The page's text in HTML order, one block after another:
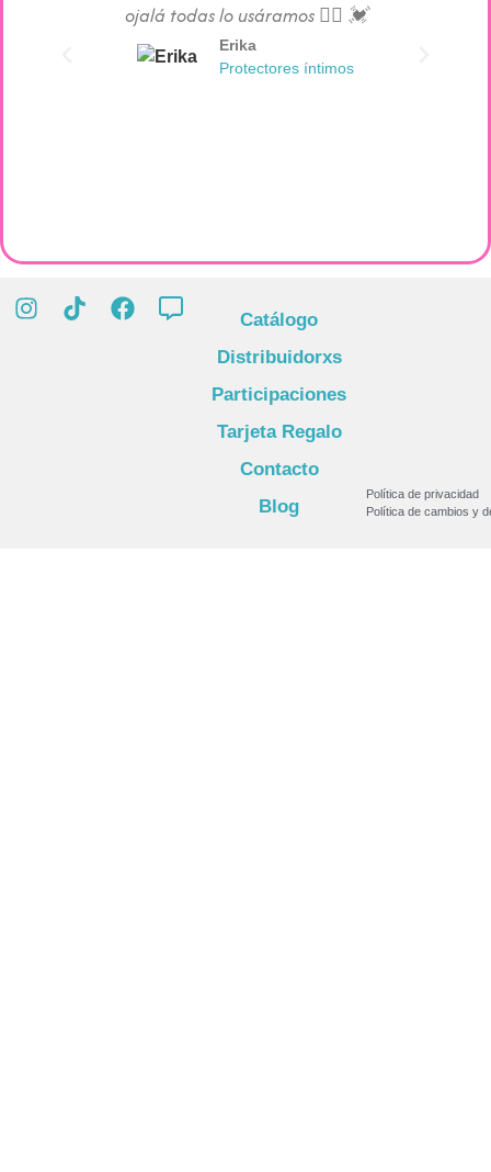
ojalá todas lo usáramos 👯‍♀️ 💓
Erika
Protectores íntimos
Catálogo
Distribuidorxs
Participaciones
Tarjeta Regalo
Contacto
Blog
Política de privacidad
Política de cambios y